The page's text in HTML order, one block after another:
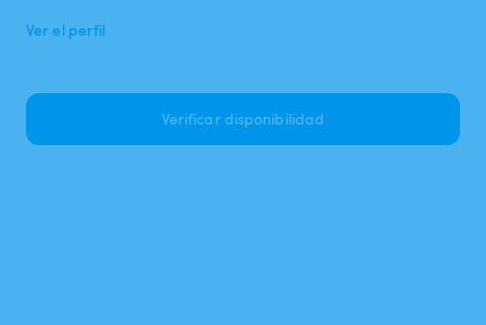
Ver el perfil
Verificar disponibilidad